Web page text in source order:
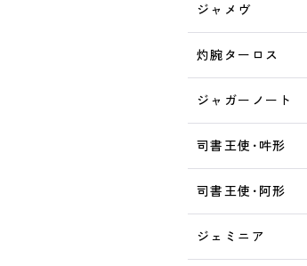
ジャメヴ
灼腕ターロス
ジャガーノート
司書王使･吽形
司書王使･阿形
ジェミニア